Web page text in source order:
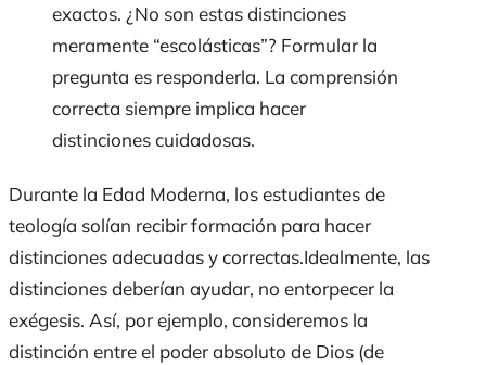
exactos. ¿No son estas distinciones
meramente “escolásticas”? Formular la
pregunta es responderla. La comprensión
correcta siempre implica hacer
distinciones cuidadosas.
Durante la Edad Moderna, los estudiantes de
teología solían recibir formación para hacer
distinciones adecuadas y correctas.Idealmente, las
distinciones deberían ayudar, no entorpecer la
exégesis. Así, por ejemplo, consideremos la
distinción entre el poder absoluto de Dios (de